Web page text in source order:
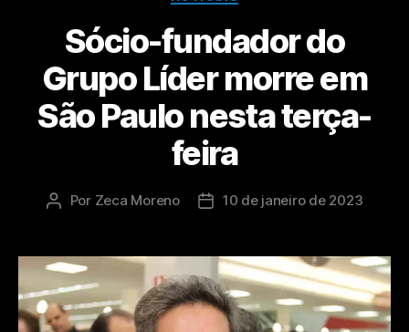
Sócio-fundador do
Grupo Líder morre em
São Paulo nesta terça-
feira
Por Zeca Moreno 10 de janeiro de 2023